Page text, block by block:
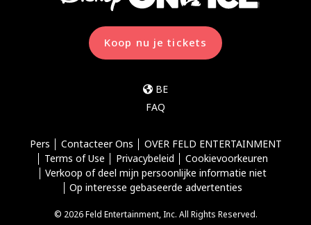
Koop nu je tickets
BE
FAQ
Pers Contacteer Ons
OVER FELD ENTERTAINMENT
Terms of Use
Privacybeleid
Cookievoorkeuren
Verkoop of deel mijn persoonlijke informatie niet
Op interesse gebaseerde advertenties
© 2026 Feld Entertainment, Inc. All Rights Reserved.